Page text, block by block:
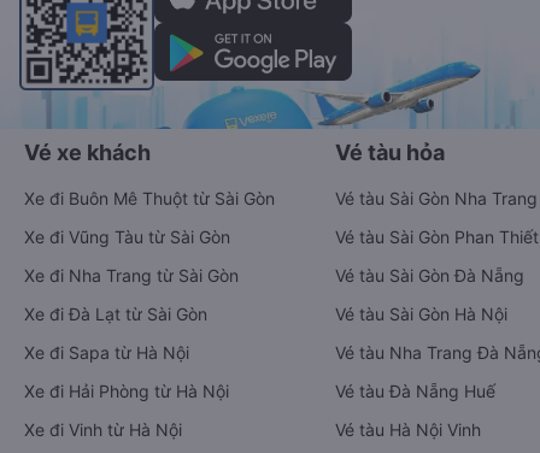
Vé xe khách
Xe đi Buôn Mê Thuột từ Sài Gòn
Xe đi Vũng Tàu từ Sài Gòn
Xe đi Nha Trang từ Sài Gòn
Xe đi Đà Lạt từ Sài Gòn
Xe đi Sapa từ Hà Nội
Xe đi Hải Phòng từ Hà Nội
Xe đi Vinh từ Hà Nội
Vé tàu hỏa
Vé tàu Sài Gòn Nha Trang
Vé tàu Sài Gòn Phan Thiết
Vé tàu Sài Gòn Đà Nẵng
Vé tàu Sài Gòn Hà Nội
Vé tàu Nha Trang Đà
Vé tàu Đà Nẵng Huế
Vé tàu Hà Nội Vinh